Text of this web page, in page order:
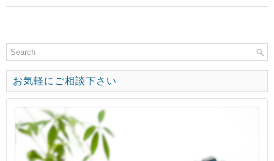
お気軽にご相談下さい